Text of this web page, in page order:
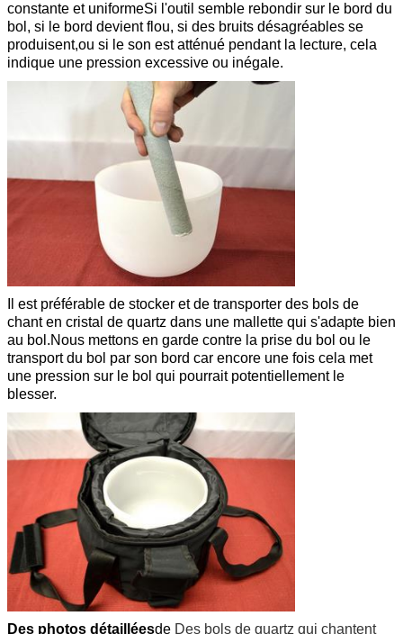
constante et uniformeSi l'outil semble rebondir sur le bord du
bol, si le bord devient flou, si des bruits désagréables se
produisent,ou si le son est atténué pendant la lecture, cela
indique une pression excessive ou inégale.
Il est préférable de stocker et de transporter des bols de
chant en cristal de quartz dans une mallette qui s'adapte bien
au bol.Nous mettons en garde contre la prise du bol ou le
transport du bol par son bord car encore une fois cela met
une pression sur le bol qui pourrait potentiellement le
blesser.
Des photos détailléesde Des bols de quartz qui chantent